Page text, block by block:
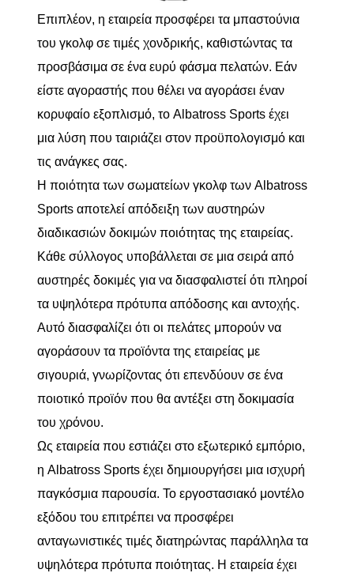
Επιπλέον, η εταιρεία προσφέρει τα μπαστούνια
του γκολφ σε τιμές χονδρικής, καθιστώντας τα
προσβάσιμα σε ένα ευρύ φάσμα πελατών. Εάν
είστε αγοραστής που θέλει να αγοράσει έναν
κορυφαίο εξοπλισμό, το Albatross Sports έχει
μια λύση που ταιριάζει στον προϋπολογισμό και
τις ανάγκες σας.
Η ποιότητα των σωματείων γκολφ των Albatross
Sports αποτελεί απόδειξη των αυστηρών
διαδικασιών δοκιμών ποιότητας της εταιρείας.
Κάθε σύλλογος υποβάλλεται σε μια σειρά από
αυστηρές δοκιμές για να διασφαλιστεί ότι πληροί
τα υψηλότερα πρότυπα απόδοσης και αντοχής.
Αυτό διασφαλίζει ότι οι πελάτες μπορούν να
αγοράσουν τα προϊόντα της εταιρείας με
σιγουριά, γνωρίζοντας ότι επενδύουν σε ένα
ποιοτικό προϊόν που θα αντέξει στη δοκιμασία
του χρόνου.
Ως εταιρεία που εστιάζει στο εξωτερικό εμπόριο,
η Albatross Sports έχει δημιουργήσει μια ισχυρή
παγκόσμια παρουσία. Το εργοστασιακό μοντέλο
εξόδου του επιτρέπει να προσφέρει
ανταγωνιστικές τιμές διατηρώντας παράλληλα τα
υψηλότερα πρότυπα ποιότητας. Η εταιρεία έχει